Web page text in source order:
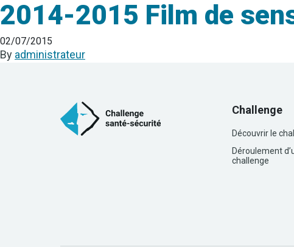
2014-2015 Film de
02/07/2015
By administrateur
Challenge
Découvrir le
Déroulement
challenge